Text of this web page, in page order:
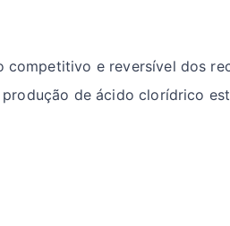
e reversível dos
de ácido clorídrico